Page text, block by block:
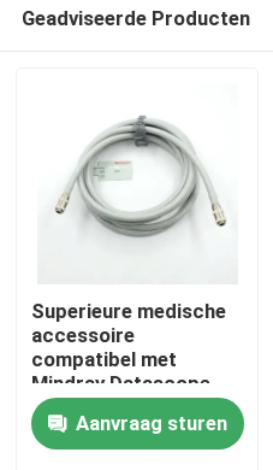
Thuis
Producten
Geadviseerde Producten
Superieure medische
accessoire
compatibel met
Mindray Datascope
NIBP luchtslang
200683-04-0004 2,5
m lengte
Aanvraag sturen